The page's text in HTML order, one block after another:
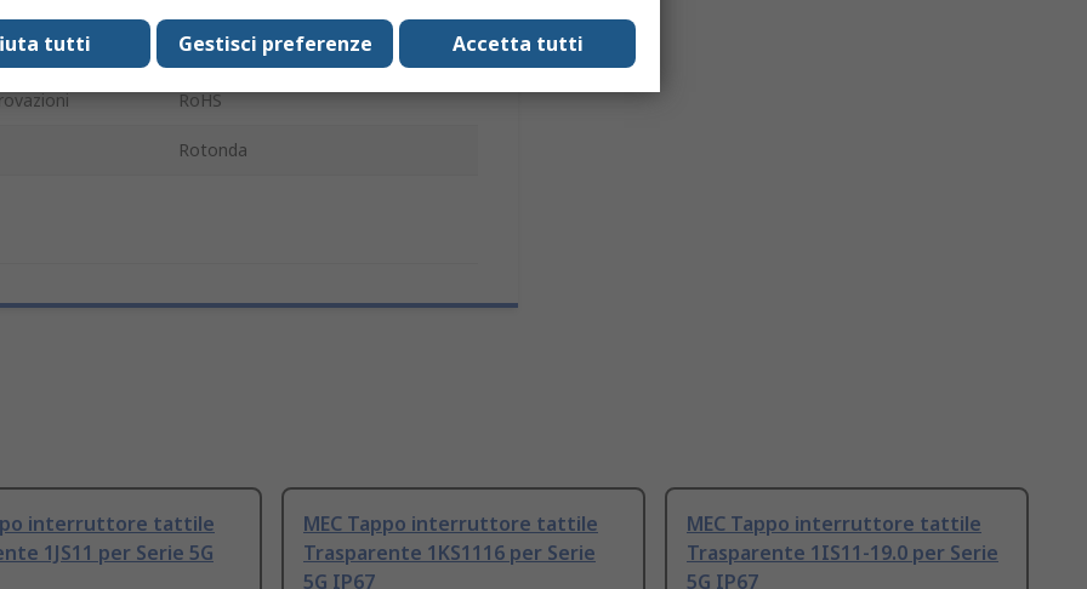
ABS
RoHS
Rotonda
interruttore tattile
1JS11 per Serie 5G
MEC Tappo interruttore tattile
Trasparente 1KS1116 per Serie
5G IP67
MEC Tappo interruttore tattile
Trasparente 1IS11-19.0 per Serie
5G IP67
Accetta tutti
Gestisci preferenze
tutti